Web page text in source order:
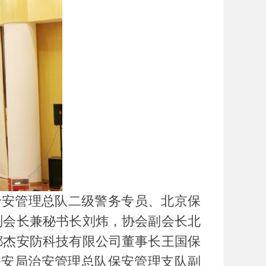
管理总队二级警务专员、北京保
长兼秘书长刘炜，协会副会长北
安防科技有限公司董事长王国保
局治安管理总队保安管理支队副